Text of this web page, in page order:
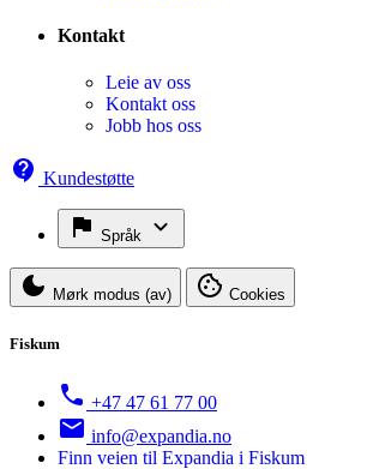
Kontakt
Leie av oss
Kontakt oss
Jobb hos oss
Kundestøtte
Språk
Mørk modus (av) Cookies
Fiskum
+47 47 61 77 00
info@expandia.no
Finn veien til Expandia i Fiskum